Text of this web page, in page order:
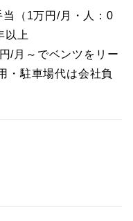
（1万円/月・人：0
以上
/月～でベンツをリー
・駐車場代は会社負